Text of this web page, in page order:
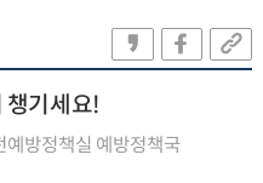
챙기세요!
방정책실 예방정책국